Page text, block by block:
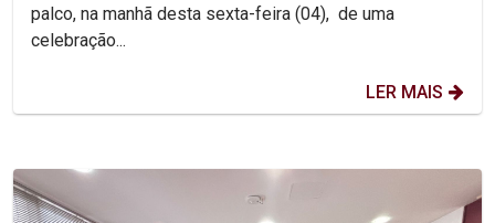
palco, na manhã desta sexta-feira (04), de uma
celebração...
LER MAIS